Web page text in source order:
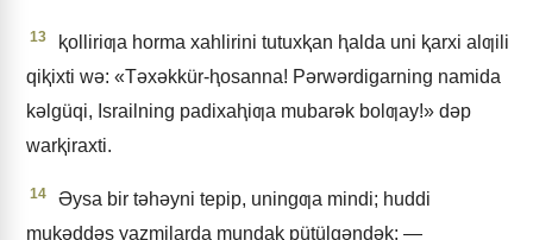
13
ⱪolliriƣa horma xahlirini tutuxⱪan ⱨalda uni ⱪarxi alƣili
qiⱪixti wǝ: «Tǝxǝkkür-ⱨosanna! Pǝrwǝrdigarning namida
kǝlgüqi, Israilning padixaⱨiƣa mubarǝk bolƣay!» dǝp
warⱪiraxti.
14
Əysa bir tǝhǝyni tepip, uningƣa mindi; huddi
muⱪǝddǝs yazmilarda mundaⱪ pütülgǝndǝk: —